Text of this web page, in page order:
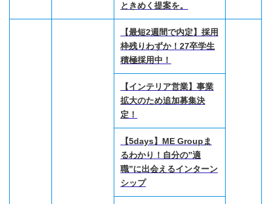
ときめく提案を。
【最短2週間で内定】採用
枠残りわずか！27卒学生
積極採用中！
【インテリア営業】事業
拡大のため追加募集決
定！
【5days】ME Groupま
るわかり！自分の”適
職”に出会えるインターン
シップ